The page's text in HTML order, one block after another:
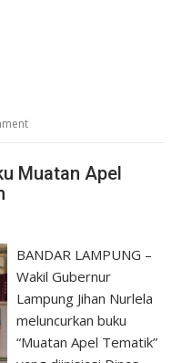
Muatan Apel
BANDAR LAMPUNG –
Wakil Gubernur
Lampung Jihan Nurlela
meluncurkan buku
“Muatan Apel Tematik”